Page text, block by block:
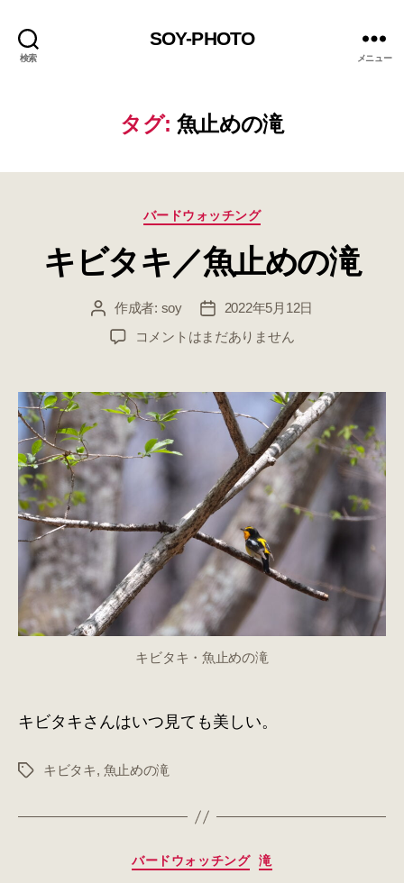
検索
SOY-PHOTO
メニュー
タグ: 魚止めの滝
カ
ゴ
リ
バードウォッチング
キビタキ／魚止めの滝
投
稿
作成者: soy
投
稿
日
2022年5月12日
キ
キ
／
魚
止
へ
の
コメントはまだありません
キビタキ・魚止めの滝
キビタキさんはいつ見ても美しい。
タ
キビタキ, 魚止めの滝
カ
バードウォッチング 滝